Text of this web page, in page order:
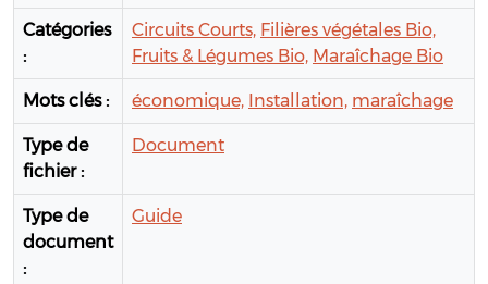
Catégories
:
Circuits Courts, Filières végétales Bio,
Fruits & Légumes Bio, Maraîchage Bio
Mots clés : économique, Installation, maraîchage
Type de
fichier :
Document
Type de
document
:
Guide